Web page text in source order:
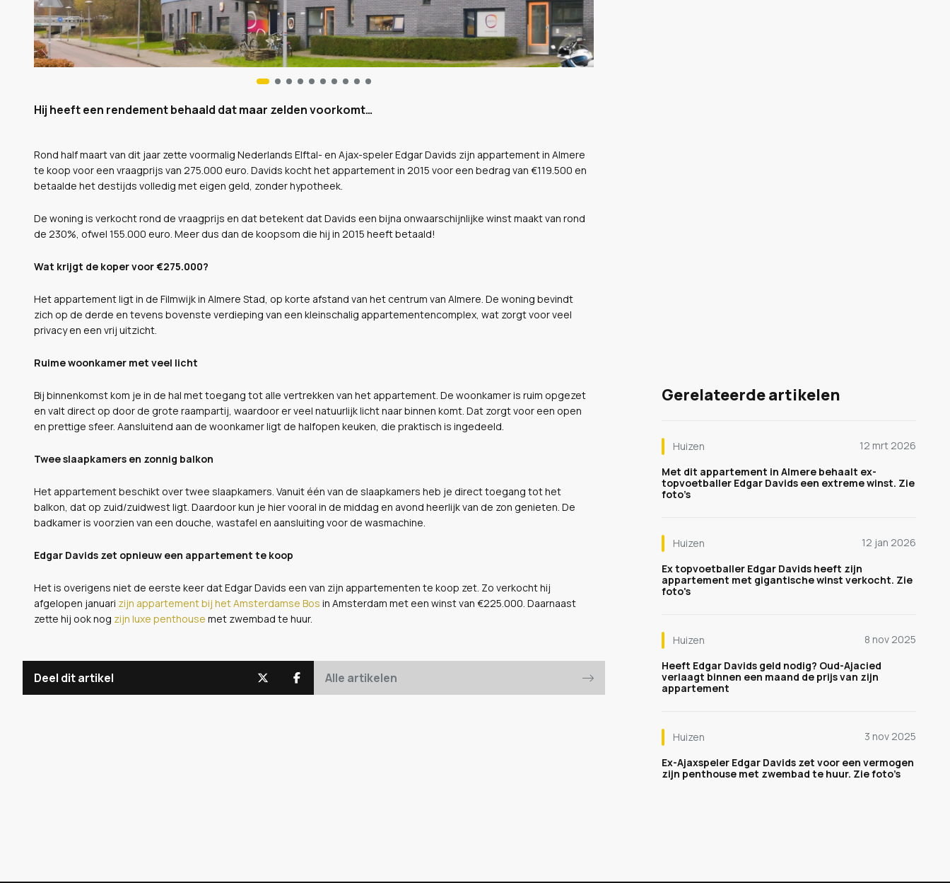
Hij heeft een rendement behaald dat maar zelden voorkomt…
Rond half maart van dit jaar zette voormalig Nederlands Elftal- en Ajax-speler Edgar Davids zijn appartement in Almere
te koop voor een vraagprijs van 275.000 euro. Davids kocht het appartement in 2015 voor een bedrag van €119.500 en
betaalde het destijds volledig met eigen geld, zonder hypotheek.
De woning is verkocht rond de vraagprijs en dat betekent dat Davids een bijna onwaarschijnlijke winst maakt van rond
de 230%, ofwel 155.000 euro. Meer dus dan de koopsom die hij in 2015 heeft betaald!
Wat krijgt de koper voor €275.000?
Het appartement ligt in de Filmwijk in Almere Stad, op korte afstand van het centrum van Almere. De woning bevindt
zich op de derde en tevens bovenste verdieping van een kleinschalig appartementencomplex, wat zorgt voor veel
privacy en een vrij uitzicht.
Ruime woonkamer met veel licht
Bij binnenkomst kom je in de hal met toegang tot alle vertrekken van het appartement. De woonkamer is ruim opgezet
en valt direct op door de grote raampartij, waardoor er veel natuurlijk licht naar binnen komt. Dat zorgt voor een open
en prettige sfeer. Aansluitend aan de woonkamer ligt de halfopen keuken, die praktisch is ingedeeld.
Twee slaapkamers en zonnig balkon
Het appartement beschikt over twee slaapkamers. Vanuit één van de slaapkamers heb je direct toegang tot het
balkon, dat op zuid/zuidwest ligt. Daardoor kun je hier vooral in de middag en avond heerlijk van de zon genieten. De
badkamer is voorzien van een douche, wastafel en aansluiting voor de wasmachine.
Edgar Davids zet opnieuw een appartement te koop
Het is overigens niet de eerste keer dat Edgar Davids een van zijn appartementen te koop zet. Zo verkocht hij
afgelopen januari zijn appartement bij het Amsterdamse Bos in Amsterdam met een winst van €225.000. Daarnaast
zette hij ook nog zijn luxe penthouse met zwembad te huur.
Deel dit artikel Alle artikelen
Gerelateerde artikelen
Huizen
12 mrt 2026
Met dit appartement in Almere behaalt ex-
topvoetballer Edgar Davids een extreme winst. Zie
foto’s
Huizen
12 jan 2026
Ex topvoetballer Edgar Davids heeft zijn
appartement met gigantische winst verkocht. Zie
foto's
Huizen
8 nov 2025
Heeft Edgar Davids geld nodig? Oud-Ajacied
verlaagt binnen een maand de prijs van zijn
appartement
Huizen
3 nov 2025
Ex-Ajaxspeler Edgar Davids zet voor een vermogen
zijn penthouse met zwembad te huur. Zie foto’s